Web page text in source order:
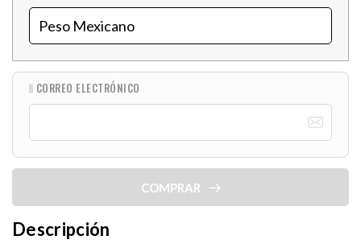
CORREO ELECTRÓNICO
COMPRAR
Descripción